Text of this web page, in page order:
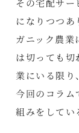
その宅配サー
になりつつ
ガニック農
は切っても切
業にいる限り
今回のコラム
組みをしてい